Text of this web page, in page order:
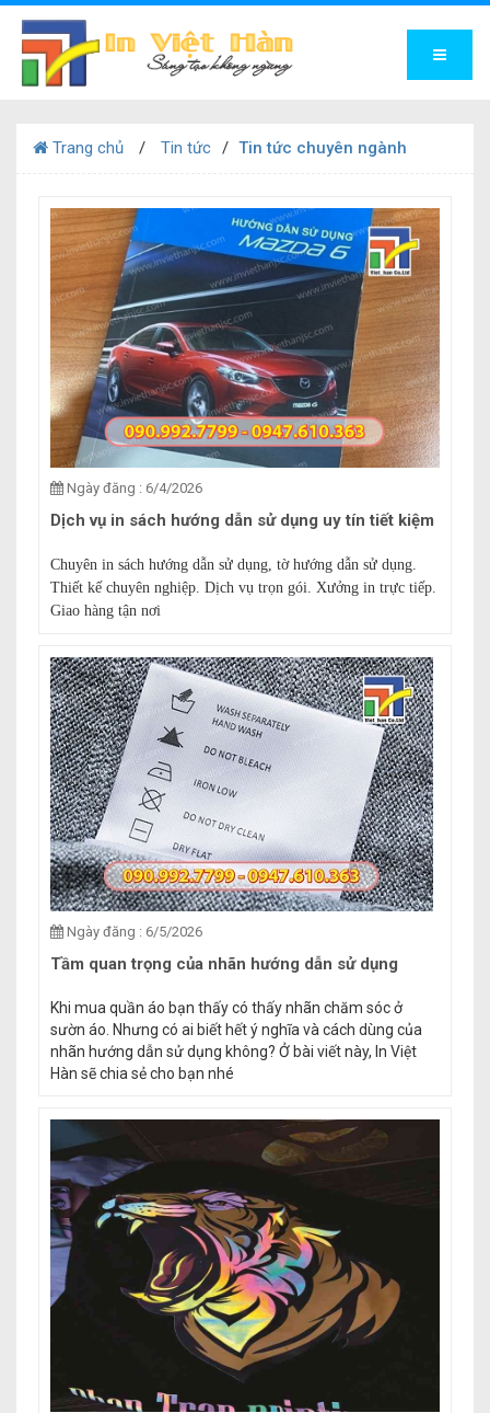
Trang chủ Tin tức Tin tức chuyên ngành
Ngày đăng : 6/4/2026
Dịch vụ in sách hướng dẫn sử dụng uy tín tiết kiệm
Chuyên in sách hướng dẫn sử dụng, tờ hướng dẫn sử dụng.
Thiết kế chuyên nghiệp. Dịch vụ trọn gói. Xưởng in trực tiếp.
Giao hàng tận nơi
Ngày đăng : 6/5/2026
Tầm quan trọng của nhãn hướng dẫn sử dụng
Khi mua quần áo bạn thấy có thấy nhãn chăm sóc ở
sườn áo. Nhưng có ai biết hết ý nghĩa và cách dùng của
nhãn hướng dẫn sử dụng không? Ở bài viết này, In Việt
Hàn sẽ chia sẻ cho bạn nhé